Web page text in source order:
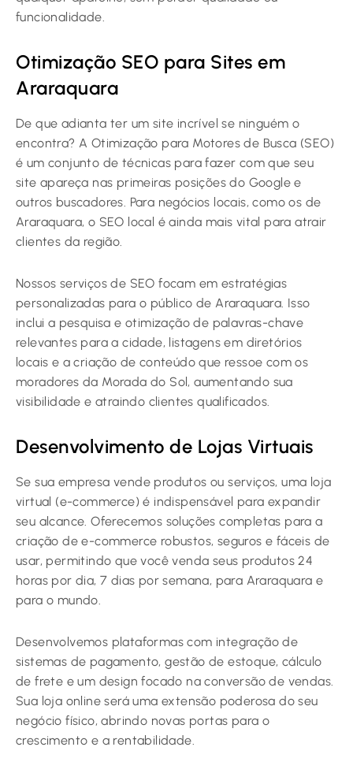
funcionalidade.
Otimização SEO para Sites em
Araraquara
De que adianta ter um site incrível se ninguém o
encontra? A Otimização para Motores de Busca (SEO)
é um conjunto de técnicas para fazer com que seu
site apareça nas primeiras posições do Google e
outros buscadores. Para negócios locais, como os de
Araraquara, o SEO local é ainda mais vital para atrair
clientes da região.
Nossos serviços de SEO focam em estratégias
personalizadas para o público de Araraquara. Isso
inclui a pesquisa e otimização de palavras-chave
relevantes para a cidade, listagens em diretórios
locais e a criação de conteúdo que ressoe com os
moradores da Morada do Sol, aumentando sua
visibilidade e atraindo clientes qualificados.
Desenvolvimento de Lojas Virtuais
Se sua empresa vende produtos ou serviços, uma loja
virtual (e-commerce) é indispensável para expandir
seu alcance. Oferecemos soluções completas para a
criação de e-commerce robustos, seguros e fáceis de
usar, permitindo que você venda seus produtos 24
horas por dia, 7 dias por semana, para Araraquara e
para o mundo.
Desenvolvemos plataformas com integração de
sistemas de pagamento, gestão de estoque, cálculo
de frete e um design focado na conversão de vendas.
Sua loja online será uma extensão poderosa do seu
negócio físico, abrindo novas portas para o
crescimento e a rentabilidade.